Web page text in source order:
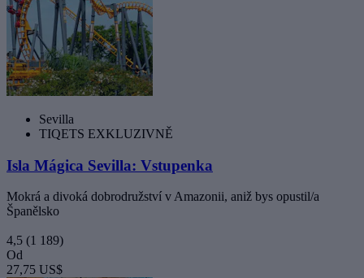
Sevilla
TIQETS EXKLUZIVNĚ
Isla Mágica Sevilla: Vstupenka
Mokrá a divoká dobrodružství v Amazonii, aniž bys opustil/a
Španělsko
4,5 (1 189)
Od
27,75 US$